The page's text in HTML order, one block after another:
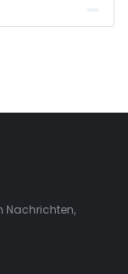
Nachrichten,